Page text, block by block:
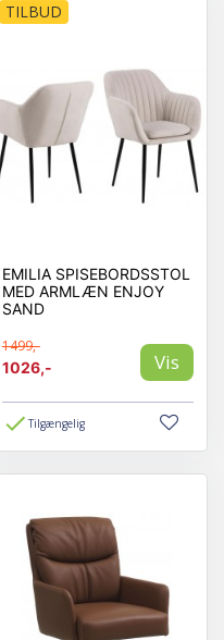
TILBUD
EMILIA SPISEBORDSSTOL
MED ARMLÆN ENJOY
SAND
1499,-
1026,-
Vis
Tilgængelig